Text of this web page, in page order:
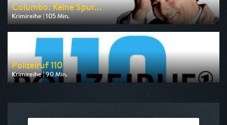
Columbo: Keine Spur...
Krimireihe | 105 Min.
Ausgestrahlt von RTLup
am 08.08.2026, 18:30
Polizeiruf 110
Krimireihe | 90 Min.
Ausgestrahlt von MDR